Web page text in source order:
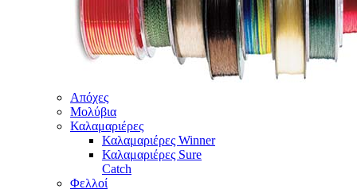
Απόχες
Μολύβια
Καλαμαριέρες
Καλαμαριέρες Winner
Καλαμαριέρες Sure
Catch
Φελλοί